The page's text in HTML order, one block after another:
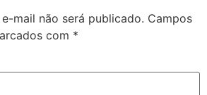
mail não será publicado. Campos
com *